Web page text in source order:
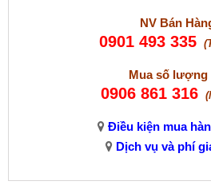
NV Bán
0901 493 335
Mua số lượng
0906 861 316
Điều kiện mua
Dịch vụ và phí